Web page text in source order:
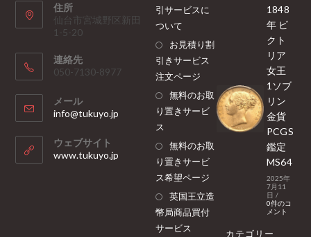
住所
仙台市宮城野区新田
1-5-20
連絡先
050-7130-8977
メール
info@tukuyo.jp
ウェブサイト
www.tukuyo.jp
引サービスに
ついて
お見積り割
引きサービス
注文ページ
無料のお取
り置きサービ
ス
無料のお取
り置きサービ
ス希望ページ
英国王立造
幣局商品買付
サービス
1848
年 ビ
クト
リア
女王
1ソブ
リン
金貨
PCGS
鑑定
MS64
2025年
7月11
日 /
0件のコ
メント
カテゴリー